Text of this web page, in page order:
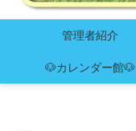
管理者紹介
🐶カレンダー館🐶